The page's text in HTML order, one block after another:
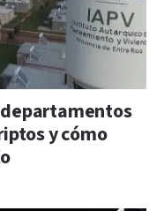
y cómo